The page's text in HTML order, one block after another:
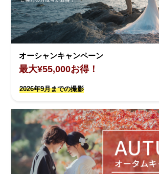
オーシャンキャンペーン
最大¥55,000お得！
2026年9月までの撮影